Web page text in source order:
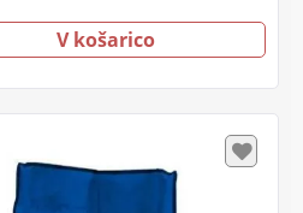
V košarico